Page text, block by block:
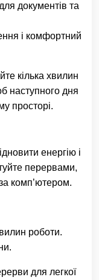
документів та
і комфортний
кілька хвилин
наступного дня
просторі.
енергію і
перервами,
комп’ютером.
роботи.
для легкої